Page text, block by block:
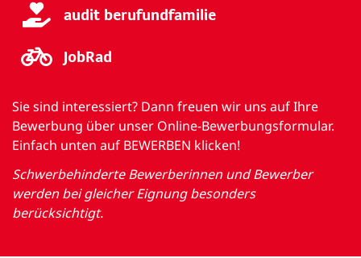
audit berufundfamilie
JobRad
Sie sind interessiert? Dann freuen wir uns auf Ihre
Bewerbung über unser Online-Bewerbungsformular.
Einfach unten auf BEWERBEN klicken!
Schwerbehinderte Bewerberinnen und Bewerber
werden bei gleicher Eignung besonders
berücksichtigt.